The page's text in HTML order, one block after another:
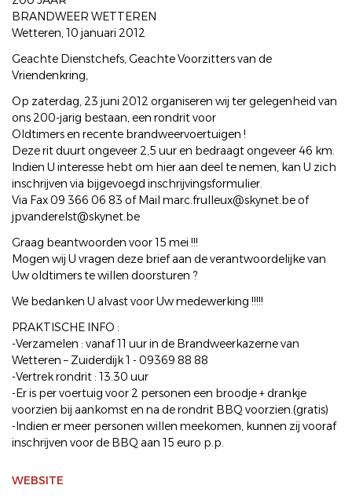
BRANDWEER WETTEREN
Wetteren, 10 januari 2012
Geachte Dienstchefs, Geachte Voorzitters van de
Vriendenkring,
Op zaterdag, 23 juni 2012 organiseren wij ter gelegenheid van
ons 200-jarig bestaan, een rondrit voor
Oldtimers en recente brandweervoertuigen !
Deze rit duurt ongeveer 2,5 uur en bedraagt ongeveer 46 km.
Indien U interesse hebt om hier aan deel te nemen, kan U zich
inschrijven via bijgevoegd inschrijvingsformulier.
Via Fax 09 366 06 83 of Mail marc.frulleux@skynet.be of
jpvanderelst@skynet.be
Graag beantwoorden voor 15 mei !!!
Mogen wij U vragen deze brief aan de verantwoordelijke van
Uw oldtimers te willen doorsturen ?
We bedanken U alvast voor Uw medewerking !!!!!
PRAKTISCHE INFO :
-Verzamelen : vanaf 11 uur in de Brandweerkazerne van
Wetteren – Zuiderdijk 1 - 09369 88 88
-Vertrek rondrit : 13.30 uur
-Er is per voertuig voor 2 personen een broodje + drankje
voorzien bij aankomst en na de rondrit BBQ voorzien.(gratis)
-Indien er meer personen willen meekomen, kunnen zij vooraf
inschrijven voor de BBQ aan 15 euro p.p.
WEBSITE